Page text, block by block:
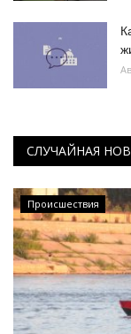
СЛУЧАЙНАЯ
Происшествия